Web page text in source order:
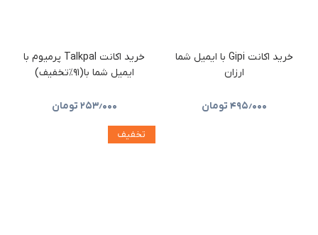
خرید اکانت Gipi با ایمیل شما
ارزان
۴۹۵٫۰۰۰ تومان
خرید اکانت Talkpal پرمیوم با
ایمیل شما با(۹۱٪تخفیف)
۲۵۳٫۰۰۰ تومان
تخفیف